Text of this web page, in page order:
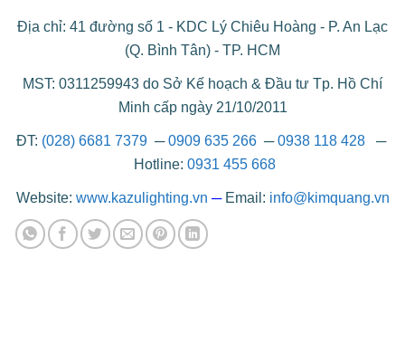
Địa chỉ: 41 đường số 1 - KDC Lý Chiêu Hoàng - P. An Lạc
(Q. Bình Tân) - TP. HCM
MST: 0311259943 do Sở Kế hoạch & Đầu tư Tp. Hồ Chí
Minh cấp ngày 21/10/2011
ĐT: (028) 6681 7379 ─0909 635 266─0938 118 428─
Hotline: 0931 455 668
Website: www.kazulighting.vn ─ Email: info@kimquang.vn